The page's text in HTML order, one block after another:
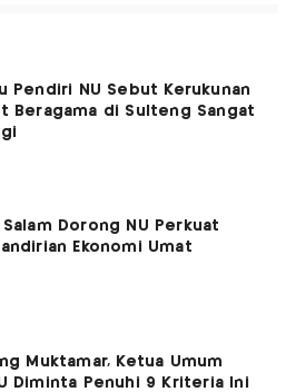
Pendiri NU Sebut Kerukunan
Beragama di Sulteng Sangat
Salam Dorong NU Perkuat
Ekonomi Umat
Muktamar, Ketua Umum
Diminta Penuhi 9 Kriteria Ini